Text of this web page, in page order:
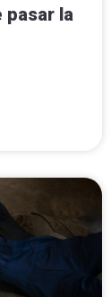
pasar la